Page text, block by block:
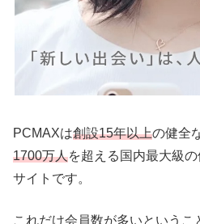
PCMAXは創設15年以上の健全
1700万人を超える国内最大級
サイトです。
これだけ会員数が多いという